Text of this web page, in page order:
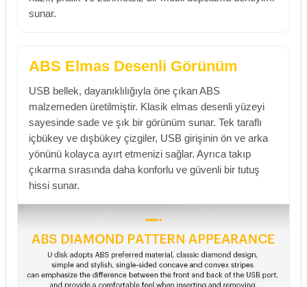
sunar.
ABS Elmas Desenli Görünüm
USB bellek, dayanıklılığıyla öne çıkan ABS
malzemeden üretilmiştir. Klasik elmas desenli yüzeyi
sayesinde sade ve şık bir görünüm sunar. Tek taraflı
içbükey ve dışbükey çizgiler, USB girişinin ön ve arka
yönünü kolayca ayırt etmenizi sağlar. Ayrıca takıp
çıkarma sırasında daha konforlu ve güvenli bir tutuş
hissi sunar.